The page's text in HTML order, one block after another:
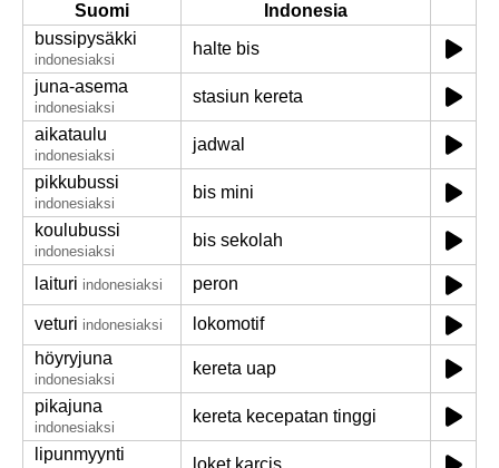
Suomi
Indonesia
bussipysäkki
indonesiaksi
halte bis
juna-asema
indonesiaksi
stasiun kereta
aikataulu
indonesiaksi
jadwal
pikkubussi
indonesiaksi
bis mini
koulubussi
indonesiaksi
bis sekolah
laituri indonesiaksi peron
veturi indonesiaksi
lokomotif
höyryjuna
indonesiaksi
kereta uap
pikajuna
indonesiaksi
kereta kecepatan tinggi
lipunmyynti
loket karcis